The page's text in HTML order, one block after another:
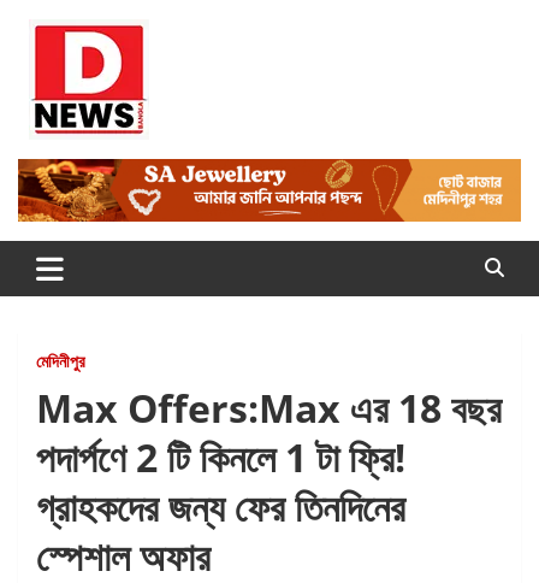
Dnews
#Medinipur24X7News
মেদিনীপুর
Max Offers:Max এর 18 বছর
পদার্পণে 2 টি কিনলে 1 টা ফ্রি!
গ্রাহকদের জন্য ফের তিনদিনের
স্পেশাল অফার